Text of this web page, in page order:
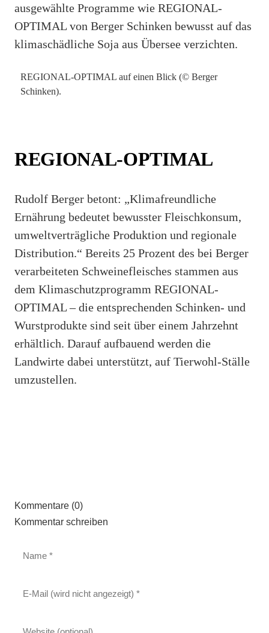
ausgewählte Programme wie REGIONAL-
OPTIMAL von Berger Schinken bewusst auf das
klimaschädliche Soja aus Übersee verzichten.
REGIONAL-OPTIMAL auf einen Blick (© Berger
Schinken).
REGIONAL-OPTIMAL
Rudolf Berger betont: „Klimafreundliche
Ernährung bedeutet bewusster Fleischkonsum,
umweltverträgliche Produktion und regionale
Distribution.“ Bereits 25 Prozent des bei Berger
verarbeiteten Schweinefleisches stammen aus
dem Klimaschutzprogramm REGIONAL-
OPTIMAL – die entsprechenden Schinken- und
Wurstprodukte sind seit über einem Jahrzehnt
erhältlich. Darauf aufbauend werden die
Landwirte dabei unterstützt, auf Tierwohl-Ställe
umzustellen.
Kommentare (0)
Kommentar schreiben